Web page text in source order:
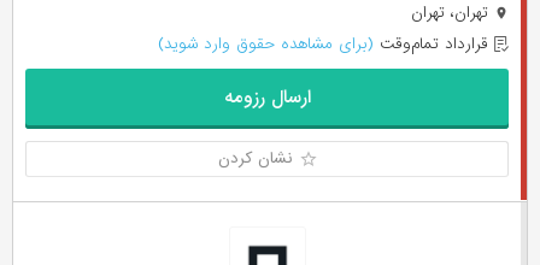
تهران، تهران
قرارداد تمام‌وقت (برای مشاهده حقوق وارد شوید)
ارسال رزومه
نشان کردن